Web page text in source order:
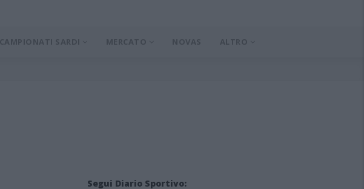
CAMPIONATI SARDI MERCATO NOVAS ALTRO
Segui Diario Sportivo: